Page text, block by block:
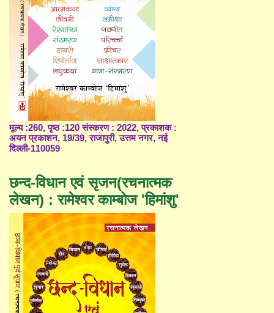
मूल्य :260, पृष्ठ :120 संस्करण : 2022, प्रकाशक :
अयन प्रकाशन, 19/39, राजापुरी, उत्तम नगर, नई
दिल्ली-110059
छन्द-विधान एवं सृजन(रचनात्मक
लेखन) : रामेश्वर काम्बोज 'हिमांशु'